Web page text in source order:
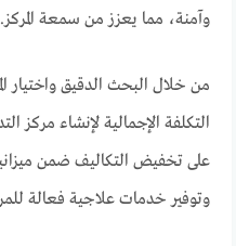
وآمنة، مما يعزز من سمعة المركز.
من خلال البحث الدقيق واختيار
التكلفة الإجمالية لإنشاء مركز
على تخفيض التكاليف ضمن
وتوفير خدمات علاجية فعالة